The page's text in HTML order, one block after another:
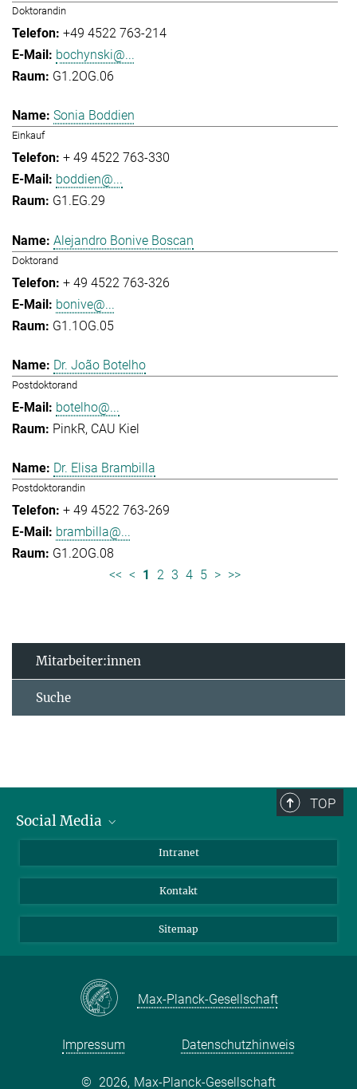
Doktorandin
+49 4522 763-214
bochynski@...
G1.2OG.06
Sonia Boddien
Einkauf
+ 49 4522 763-330
boddien@...
G1.EG.29
Alejandro Bonive Boscan
Doktorand
+ 49 4522 763-326
bonive@...
G1.1OG.05
Dr. João Botelho
Postdoktorand
botelho@...
PinkR, CAU Kiel
Dr. Elisa Brambilla
Postdoktorandin
+ 49 4522 763-269
brambilla@...
G1.2OG.08
<< < 1 2 3 4 5 > >>
Mitarbeiter:innen
Suche
TOP
Social Media
LinkedIn
Intranet
Kontakt
Sitemap
Max-Planck-Gesellschaft
Impressum Datenschutzhinweis
© 2026, Max-Planck-Gesellschaft